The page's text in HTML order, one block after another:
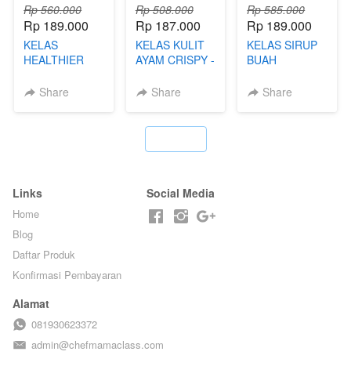
Rp 560.000
Rp 189.000
KELAS
HEALTHIER
BOBA -
Share
Rp 508.000
Rp 187.000
KELAS KULIT
AYAM CRISPY -
T**TOK - BY
Share
Rp 585.000
Rp 189.000
KELAS SIRUP
BUAH
TANPA GULA
Share
Links
Home
Blog
Daftar Produk
Konfirmasi Pembayaran
Social Media
Alamat
081930623372
admin@chefmamaclass.com